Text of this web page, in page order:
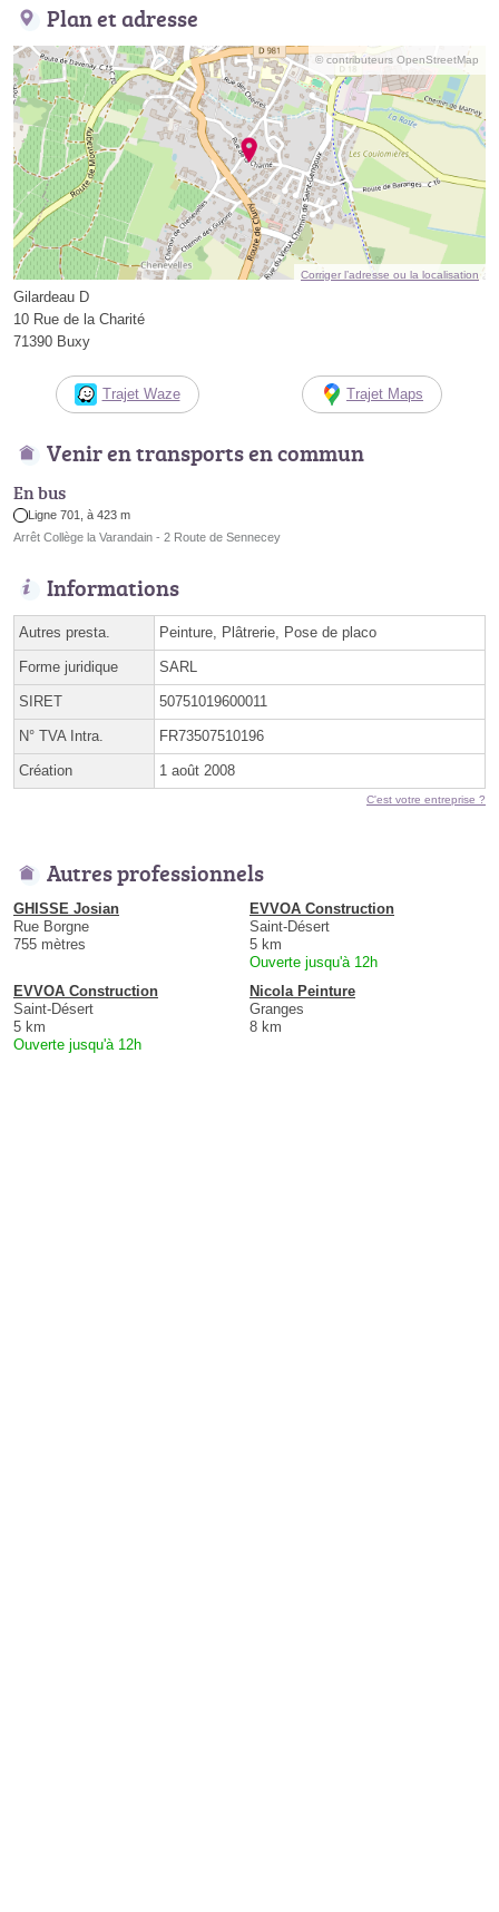
Plan et adresse
© contributeurs OpenStreetMap
Corriger l’adresse ou la localisation
Gilardeau D
10 Rue de la Charité
71390 Buxy
Trajet Waze Trajet Maps
Venir en transports en commun
En bus
Ligne 701, à 423 m
Arrêt Collège la Varandain - 2 Route de Sennecey
Informations
Autres presta. Peinture, Plâtrerie, Pose de placo
Forme juridique SARL
SIRET 50751019600011
N° TVA Intra. FR73507510196
Création 1 août 2008
C'est votre entreprise ?
Autres professionnels
GHISSE Josian
Rue Borgne
755 mètres
EVVOA Construction
Saint-Désert
5 km
Ouverte jusqu'à 12h
EVVOA Construction
Saint-Désert
5 km
Ouverte jusqu'à 12h
Nicola Peinture
Granges
8 km